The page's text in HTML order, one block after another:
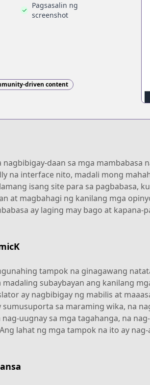
Pagsasalin ng
screenshot
driven content
daan sa mga
na interface nito, madali mong
isang site para sa pagbabasa,
at magbahagi ng kanilang mga
ay laging may bago at
tampok na ginagawang
subaybayan ang kanilang
ay nagbibigay ng mabilis at
sa maraming wika, na
uugnay sa mga tagahanga, na
lahat ng mga tampok na ito ay